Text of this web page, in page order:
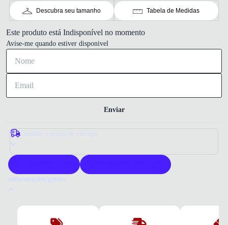
Descubra seu tamanho Tabela de Medidas
Este produto está Indisponível no momento
Avise-me quando estiver disponivel
Enviar
Confira o prazo de entrega
Informações gerais
Por que comprar um tênis Under Armour?